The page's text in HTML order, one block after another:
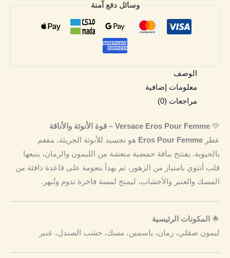
وسائل دفع آمنة
الوصف
معلومات إضافية
مراجعات (0)
💛 Versace Eros Pour Femme – قوة الأنوثة والأناقة
عطر Eros Pour Femme هو تجسيد للأنوثة الجريئة، مفعم
بالحيوية. يفتتح بباقة حمضية منعشة من الليمون والرمان، يتبعها
قلب أنثوي بامتياز من الزهور، ثم يهدأ بنعومة على قاعدة دافئة من
المسك والعنبر والأخشاب، ليمنح لمسة فاخرة تدوم وتُبهر.
🌟 المكونات الرئيسية
ليمون صقلي، رمان، ياسمين، مسك، خشب الصندل، عنبر